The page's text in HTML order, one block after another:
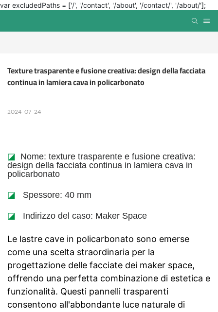
var excludedPaths = ['/', '/contact', '/about', '/contact/', '/about/'];
Texture trasparente e fusione creativa: design della facciata
continua in lamiera cava in policarbonato
2024-07-24
◪ Nome: texture trasparente e fusione creativa:
design della facciata continua in lamiera cava in
policarbonato
◪ Spessore: 40 mm
◪ Indirizzo del caso: Maker Space
Le lastre cave in policarbonato sono emerse
come una scelta straordinaria per la
progettazione delle facciate dei maker space,
offrendo una perfetta combinazione di estetica e
funzionalità. Questi pannelli trasparenti
consentono all'abbondante luce naturale di